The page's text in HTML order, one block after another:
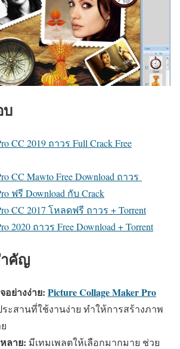
CC 2019 ถาวร Full Crack Free
CC Mawto Free Download ถาวร
ฟรี Download กับ Crack
CC 2017 โหลดฟรี ถาวร + Torrent
2020 ถาวร Free Download + Torrent
คัญ
อย่างง่าย: Picture Collage Maker Pro
ะสานที่ใช้งานง่าย ทำให้การสร้างภาพ
ลาย: มีเทมเพลตให้เลือกมากมาย ช่วย